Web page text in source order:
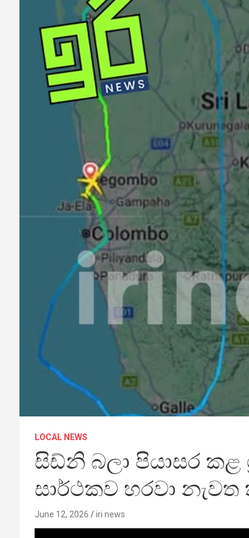
LOCAL NEWS
සිඩ්නි බලා පියාසර
සාර්ථකව හරවා
June 12, 2026 iri news